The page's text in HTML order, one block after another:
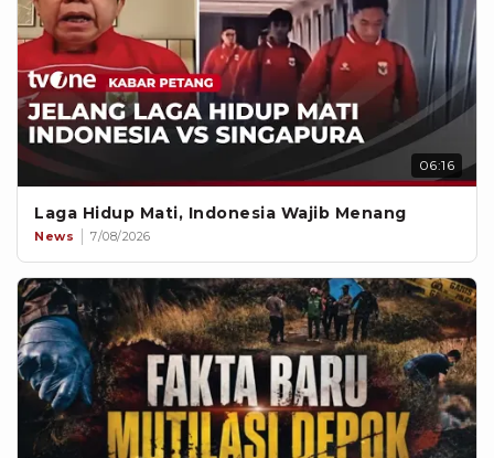
06:16
Laga Hidup Mati, Indonesia Wajib Menang
News 7/08/2026